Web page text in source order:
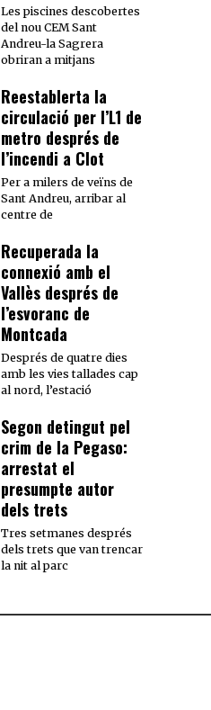
Les piscines descobertes
del nou CEM Sant
Andreu-la Sagrera
obriran a mitjans
Reestablerta la
circulació per l’L1 de
metro després de
l’incendi a Clot
Per a milers de veïns de
Sant Andreu, arribar al
centre de
Recuperada la
connexió amb el
Vallès després de
l’esvoranc de
Montcada
Després de quatre dies
amb les vies tallades cap
al nord, l’estació
Segon detingut pel
crim de la Pegaso:
arrestat el
presumpte autor
dels trets
Tres setmanes després
dels trets que van trencar
la nit al parc